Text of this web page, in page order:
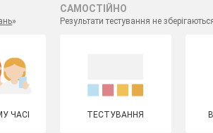
»
САМОСТІЙНО
Результати тестування не
ЧАСІ ТЕСТУВАННЯ